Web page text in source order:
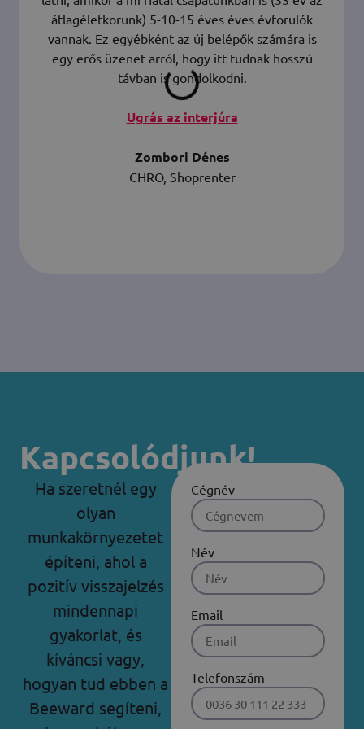
átlagéletkorunk) 5-10-15 éves éves évforulók
vannak. Ez egyébként az új belépők számára is
egy erős üzenet arról, hogy itt tudnak hosszú
távban is gondolkodni.
Ugrás az interjúra
Zombori Dénes
CHRO, Shoprenter
Kapcsolódjunk!
Ha szeretnél egy
olyan
munkakörnyezetet
építeni, ahol a
pozitív visszajelzés
mindennapi
gyakorlat, és
kíváncsi vagy,
hogyan tud ebben a
Beeward segíteni,
Cégnév
Név
Email
Telefonszám